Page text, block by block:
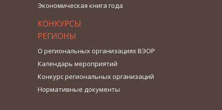
Экономическая книга года
КОНКУРСЫ
РЕГИОНЫ
О региональных организациях ВЭОР
Календарь мероприятий
Конкурс региональных организаций
Нормативные документы